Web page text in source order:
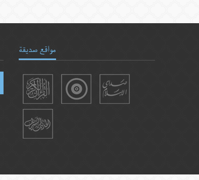
مواقع صديقة